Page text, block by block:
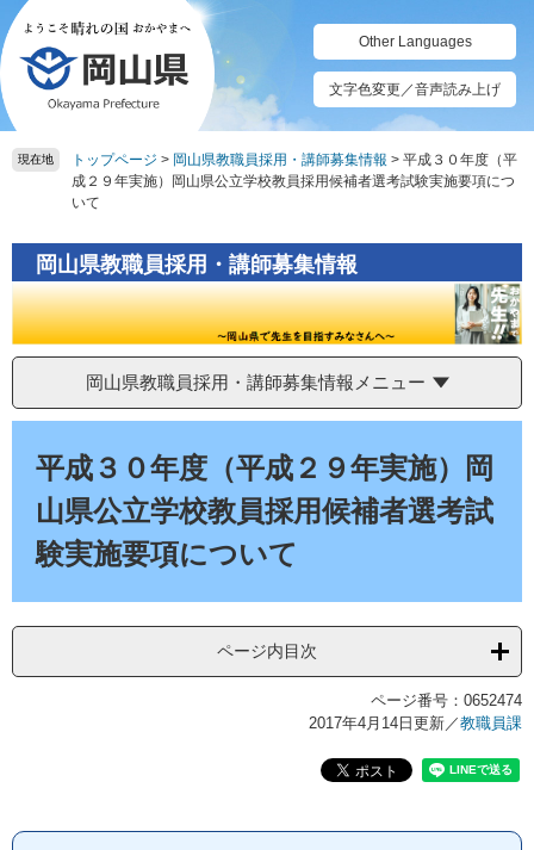
ペ
ー
ジ
の
先
頭
メ
ニ
ュ
ー
を
飛
へ
Other Languages
文字色変更／音声読み上げ
現在地 トップページ > 岡山県教職員採用・講師募集情報 > 平成３０年度（平
成２９年実施）岡山県公立学校教員採用候補者選考試験実施要項につ
いて
岡山県教職員採用・講師募集情報
岡山県教職員採用・講師募集情報メニュー
平成３０年度（平成２９年実施）岡
山県公立学校教員採用候補者選考試
験実施要項について
ページ内目次
ページ番号：0652474
2017年4月14日更新／教職員課